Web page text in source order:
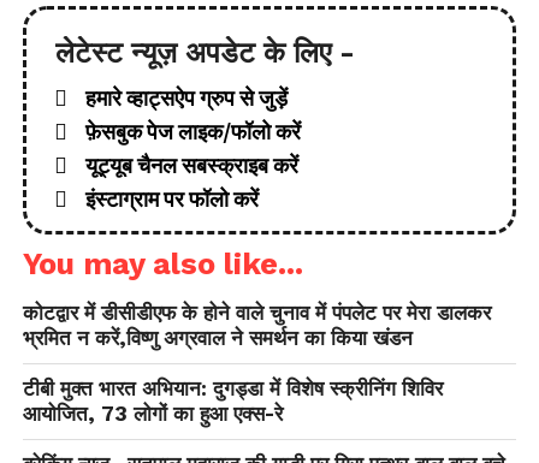
लेटेस्ट न्यूज़ अपडेट के लिए -
हमारे व्हाट्सऐप ग्रुप से जुड़ें
फ़ेसबुक पेज लाइक/फॉलो करें
यूट्यूब चैनल सबस्क्राइब करें
इंस्टाग्राम पर फॉलो करें
You may also like...
कोटद्वार में डीसीडीएफ के होने वाले चुनाव में पंपलेट पर मेरा डालकर
भ्रमित न करें,विष्णु अग्रवाल ने समर्थन का किया खंडन
टीबी मुक्त भारत अभियान: दुगड्डा में विशेष स्क्रीनिंग शिविर
आयोजित, 73 लोगों का हुआ एक्स-रे